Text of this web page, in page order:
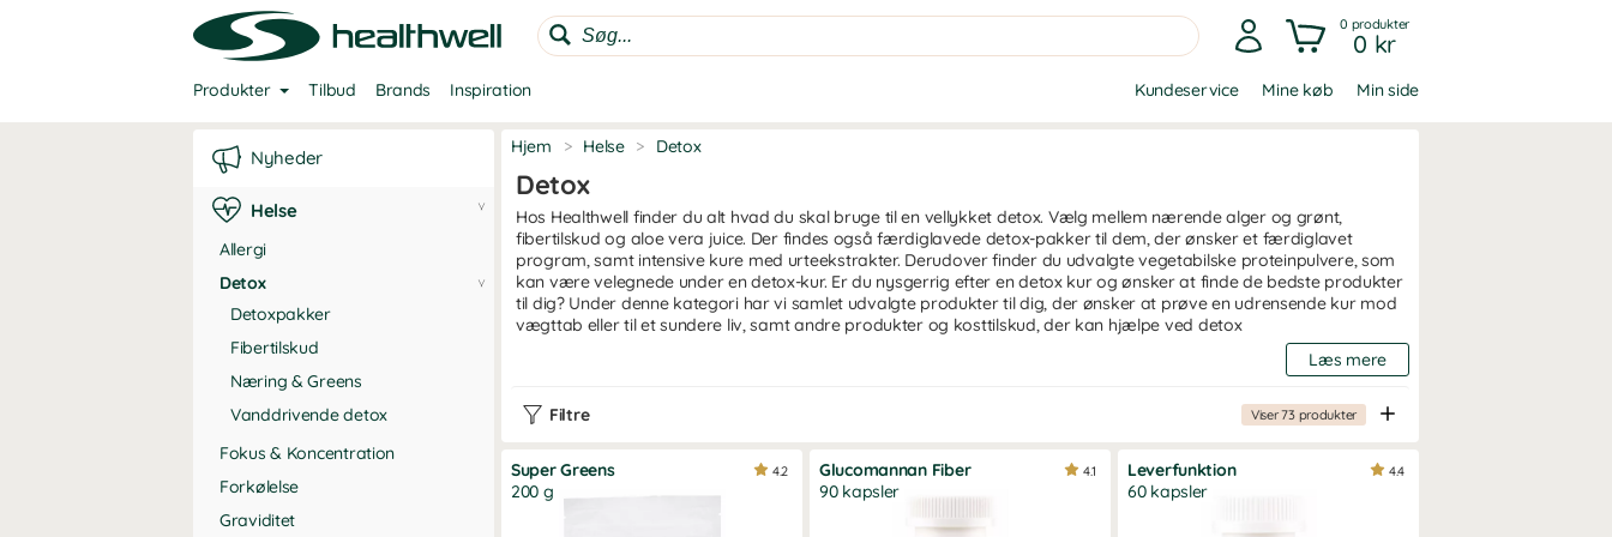
0 produkter
0 kr
Produkter Tilbud Brands Inspiration Kundeservice Mine køb Min side
Nyheder
Helse
Allergi
Detox
Detoxpakker
Fibertilskud
Næring & Greens
Vanddrivende detox
Fokus & Koncentration
Forkølelse
Graviditet
Hjem > Helse > Detox
Detox
Hos Healthwell finder du alt hvad du skal bruge til en vellykket detox. Vælg mellem nærende alger og grønt,
fibertilskud og aloe vera juice. Der findes også færdiglavede detox-pakker til dem, der ønsker et færdiglavet
program, samt intensive kure med urteekstrakter. Derudover finder du udvalgte vegetabilske proteinpulvere, som
kan være velegnede under en detox-kur. Er du nysgerrig efter en detox kur og ønsker at finde de bedste produkter
til dig? Under denne kategori har vi samlet udvalgte produkter til dig, der ønsker at prøve en udrensende kur mod
vægttab eller til et sundere liv, samt andre produkter og kosttilskud, der kan hjælpe ved detox
udelukker kemikalier og raffinerede fødevarer til fordel for meget nærende grøntsager. Detox fungerer her som et
Detox er en forkortelse af det engelske detoxification. Detox er en kur, hvor det oprindelige formål er at rense
kroppen for affaldsstoffer og toksiner, og i stedet give ekstra næring i en periode i håbet om bedre
næringsoptagelse i tarmene, med et fuldt fungerende immunforsvar, ny energi og sundt hår, hud og negle som
Læs mere
Filtre Viser73produkter
Super Greens
200 g
4.2
Glucomannan Fiber
90 kapsler
4.1
Leverfunktion
60 kapsler
4.4